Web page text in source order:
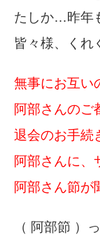
たしか…昨年
皆々様、く
無事にお互い
阿部さんのご
退会のお手続
阿部さんに、
阿部さん節
（ 阿部節